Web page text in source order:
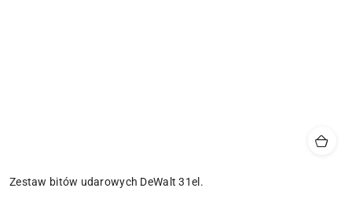
Zestaw bitów udarowych DeWalt 31el.